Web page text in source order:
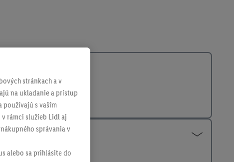
stránkach a v
na ukladanie a prístup
používajú s vaším
rámci služieb Lidl aj
správania v
alebo sa prihlásite do